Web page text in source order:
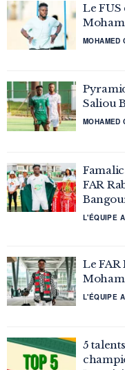
Le FUS
MOHAMED
Saliou
MOHAMED
FAR
L'ÉQUIPE
Le
L'ÉQUIPE
5